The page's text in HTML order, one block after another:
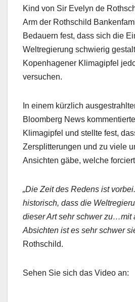
Kind von Sir Evelyn de
Arm der Rothschild
Bedauern fest, dass sich die
Weltregierung schwierig
Kopenhagener Klimagipfel
versuchen.
In einem kürzlich
Bloomberg News
Klimagipfel und stellte fest,
Zersplitterungen und zu viele
Ansichten gäbe, welche
„Die Zeit des Redens ist
historisch, dass die
dieser Art sehr schwer zu…mit
Absichten ist es sehr schwer
Rothschild.
Sehen Sie sich das Video an: